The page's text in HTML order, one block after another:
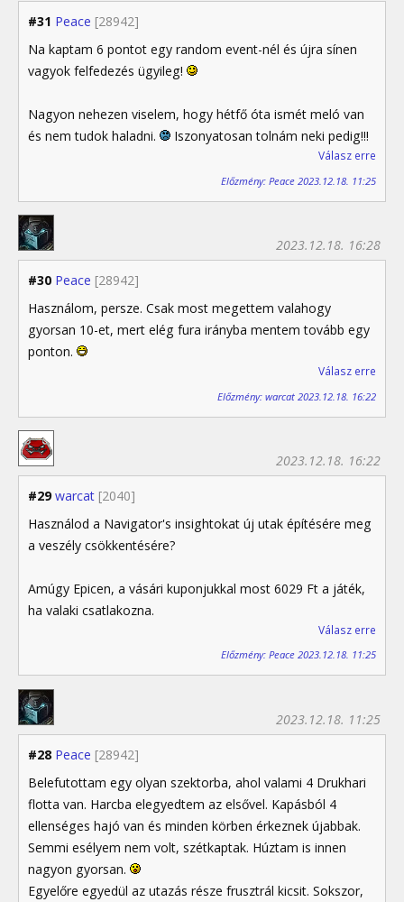
#31 Peace [28942]
Na kaptam 6 pontot egy random event-nél és újra sínen
vagyok felfedezés ügyileg!
Nagyon nehezen viselem, hogy hétfő óta ismét meló van
és nem tudok haladni.
Iszonyatosan tolnám neki pedig!!!
Válasz erre
Előzmény: Peace 2023.12.18. 11:25
#30 Peace [28942]
2023.12.18. 16:28
Használom, persze. Csak most megettem valahogy
gyorsan 10-et, mert elég fura irányba mentem tovább egy
ponton.
Válasz erre
Előzmény: warcat 2023.12.18. 16:22
#29 warcat [2040]
2023.12.18. 16:22
Használod a Navigator's insightokat új utak építésére meg
a veszély csökkentésére?
Amúgy Epicen, a vásári kuponjukkal most 6029 Ft a játék,
ha valaki csatlakozna.
Válasz erre
Előzmény: Peace 2023.12.18. 11:25
#28 Peace [28942]
2023.12.18. 11:25
Belefutottam egy olyan szektorba, ahol valami 4 Drukhari
flotta van. Harcba elegyedtem az elsővel. Kapásból 4
ellenséges hajó van és minden körben érkeznek újabbak.
Semmi esélyem nem volt, szétkaptak. Húztam is innen
nagyon gyorsan.
Egyelőre egyedül az utazás része frusztrál kicsit. Sokszor,